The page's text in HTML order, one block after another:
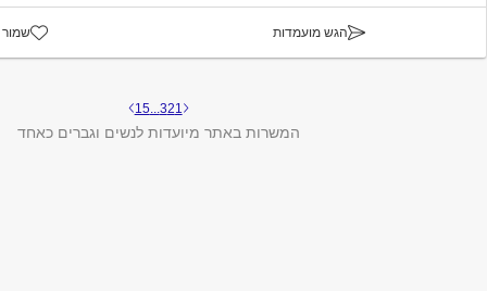
הגש מועמדות שמור
1
2
3
...
15
המשרות באתר מיועדות לנשים וגברים כאחד